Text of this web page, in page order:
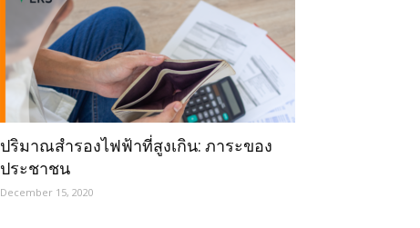
ปริมาณสำรองไฟฟ้าที่สูงเกิน: ภาระของ
ประชาชน
December 15, 2020